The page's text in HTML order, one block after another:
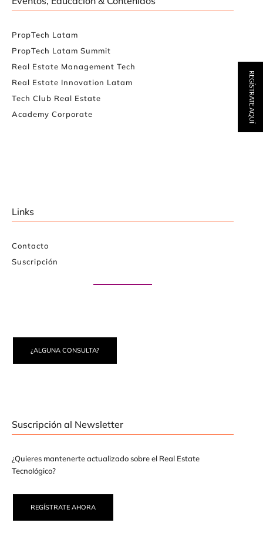
PropTech Latam
PropTech Latam Summit
Real Estate Management Tech
Real Estate Innovation Latam
Tech Club Real Estate
Academy Corporate
Links
Contacto
Suscripción
¿ALGUNA CONSULTA?
Suscripción al Newsletter
¿Quieres mantenerte actualizado sobre el Real Estate
Tecnológico?
REGÍSTRATE AHORA
REGÍSTRATE AQUÍ